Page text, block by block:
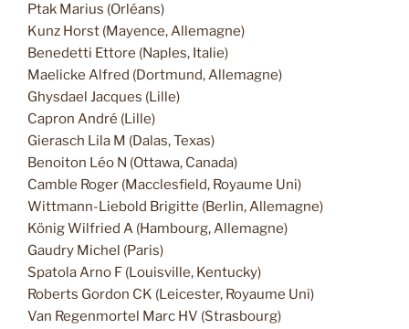
Ptak Marius (Orléans)
Kunz Horst (Mayence, Allemagne)
Benedetti Ettore (Naples, Italie)
Maelicke Alfred (Dortmund, Allemagne)
Ghysdael Jacques (Lille)
Capron André (Lille)
Gierasch Lila M (Dalas, Texas)
Benoiton Léo N (Ottawa, Canada)
Camble Roger (Macclesfield, Royaume Uni)
Wittmann-Liebold Brigitte (Berlin, Allemagne)
König Wilfried A (Hambourg, Allemagne)
Gaudry Michel (Paris)
Spatola Arno F (Louisville, Kentucky)
Roberts Gordon CK (Leicester, Royaume Uni)
Van Regenmortel Marc HV (Strasbourg)